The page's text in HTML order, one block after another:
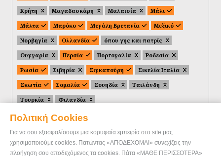
Πολιτική Cookies
Για να σου εξασφαλίσουμε μια κορυφαία εμπειρία στο site μας
χρησιμοποιούμε cookies. Πατώντας «ΑΠΟΔΕΧΟΜΑΙ» συνεχίζεις την
πλοήγηση σου αποδεχόμενος τα cookies. Πάτα «ΜΑΘΕ ΠΕΡΙΣΣΟΤΕΡΑ»
Κρήτη
Μαγαδασκάρη Μαλαισία
Μάλι
Μάλτα
Μαρόκο Μεγάλη Βρετανία
Μεξικό
Νορβηγία
Ολλανδία
όπου γης και πατρίς
Ουγγαρία
Περσία Πορτογαλία
Ροδεσία
Ρωσία
Σιβηρία Σιγκαπούρη
Σικελία Ιταλία
Σκωτία
Σομαλία Σουηδία
Ταιλάνδη
Τουρκία
Φιλανδία